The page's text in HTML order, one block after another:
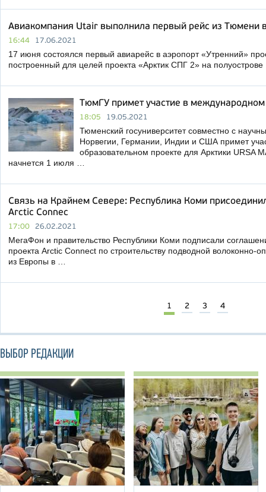
Авиакомпания Utair выполнила первый рейс из Тюмени
16:44 17.06.2021
17 июня состоялся первый авиарейс в аэропорт «Утренний»
построенный для целей проекта «Арктик СПГ 2» на
ТюмГУ примет участие в международном
18:05 19.05.2021
Тюменский госуниверситет совместно с
Норвегии, Германии, Индии и США примет
образовательном проекте для Арктики URSA
начнется 1 июля …
Связь на Крайнем Севере: Республика Коми
Arctic Connec
17:00 26.02.2021
МегаФон и правительство Республики Коми подписали
проекта Arctic Connect по строительству подводной волоконно-
из Европы в …
1 2 3 4
ВЫБОР РЕДАКЦИИ